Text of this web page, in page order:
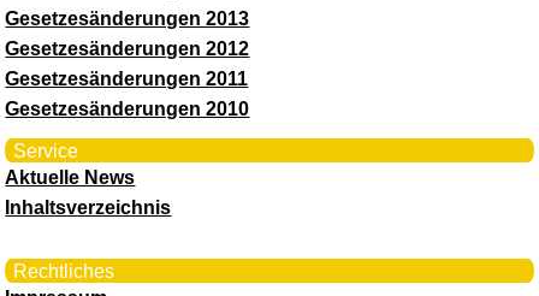
Gesetzesänderungen 2013
Gesetzesänderungen 2012
Gesetzesänderungen 2011
Gesetzesänderungen 2010
Service
Aktuelle News
Inhaltsverzeichnis
Rechtliches